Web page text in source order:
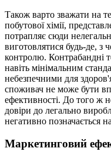
Також варто зважати на
побутової хімії,
потрапляє сюди
виготовлятися будь-де, з
контролю. Контрабандні
навіть мінімальним
небезпечними для
споживач не може бути
ефективності. До того ж
довіри до легально
негативно позначається на
Маркетинговий